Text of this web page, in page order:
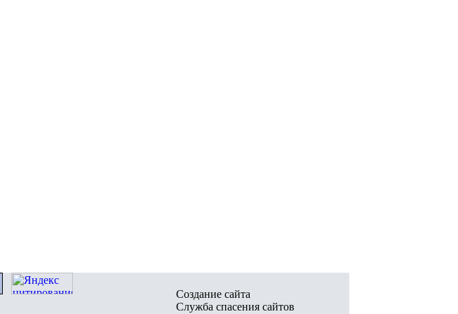
Создание сайта
Служба спасения сайтов